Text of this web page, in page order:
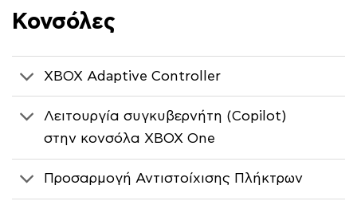
Κονσόλες
XBOX Adaptive Controller
Λειτουργία συγκυβερνήτη (Copilot)
στην κονσόλα XBOX One
Προσαρμογή Αντιστοίχισης Πλήκτρων